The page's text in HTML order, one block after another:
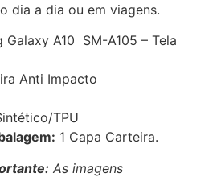
dia a dia ou em viagens.
Galaxy A10 SM-A105 – Tela
Anti Impacto
TPU
1 Capa Carteira.
As imagens